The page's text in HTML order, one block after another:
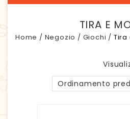
TIRA E
Home / Negozio / Giochi / Tira
Ordinamento